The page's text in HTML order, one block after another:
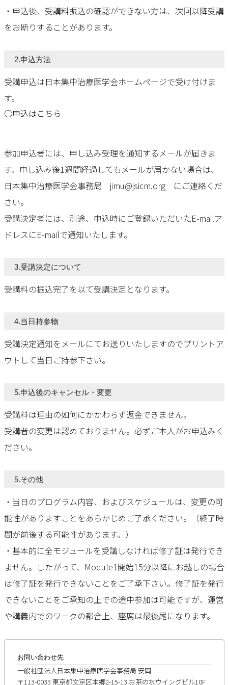
・申込後、受講料振込の確認ができない方は、次回以降受講
をお断りすることがあります。
2.申込方法
受講申込は日本集中治療医学会ホームページで受け付けま
す。
○申込はこちら
参加申込者には、申し込み受理を通知するメールが届きま
す。申し込み後1週間経過してもメールが届かない場合は、
日本集中治療医学会事務局 jimu@jsicm.org にご連絡くだ
さい。
受講決定者には、別途、申込時にご登録いただいたE-mailア
ドレスにE-mailで通知いたします。
3.受講決定について
受講料の振込完了を以て受講決定となります。
4.当日持参物
受講決定通知をメールにてお送りいたしますのでプリントア
ウトして当日ご持参下さい。
5.申込後のキャンセル・変更
受講料は理由の如何にかかわらず返金できません。
受講者の変更は認めておりません。必ずご本人がお申込みく
ださい。
5.その他
・当日のプログラム内容、およびスケジュールは、変更の可
能性がありますことをあらかじめご了承ください。（終了時
間が前後する可能性があります。）
・基本的に全モジュールを受講しなければ修了証は発行でき
ません。したがって、Module1開始15分以降にお越しの場合
は修了証を発行できないことをご了承下さい。修了証を発行
できないことをご承知の上での途中参加は可能ですが、運営
や講義内でのワークの都合上、座席は最後尾になります。
お問い合わせ先
一般社団法人日本集中治療医学会事務局 安岡
〒113-0033 東京都文京区本郷2-15-13 お茶の水ウイングビル10F